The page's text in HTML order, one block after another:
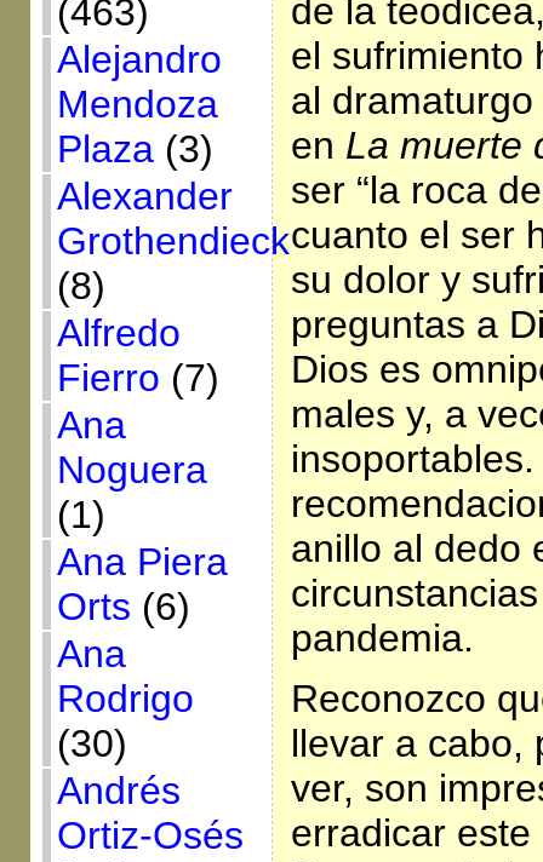
(463)
Alejandro
Mendoza
Plaza(3)
Alexander
Grothendieck
(8)
Alfredo
Fierro (7)
Ana
Noguera
(1)
Ana Piera
Orts (6)
Ana
Rodrigo
(30)
Andrés
Ortiz-Osés
de la
el sufrimiento
al
en La muerte
ser “la roca
cuanto el ser
su dolor y
preguntas a
Dios es
males y, a
anillo al dedo
pandemia.
Reconozco
llevar a cabo,
ver, son
erradicar